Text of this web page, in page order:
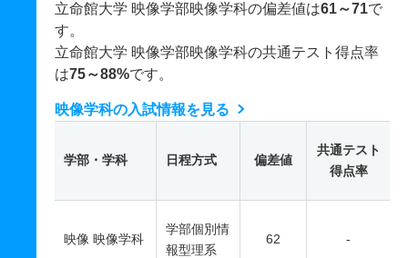
立命館大学 映像学部映像学科の偏差値は61～71で
す。
立命館大学 映像学部映像学科の共通テスト得点率
は75～88%です。
映像学科の入試情報を見る
学部・学科 日程方式 偏差値
共通テスト
得点率
映像 映像学科
学部個別情
報型理系
62 -